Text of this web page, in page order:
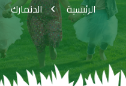
الرئيسية الدنمارك